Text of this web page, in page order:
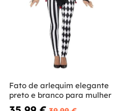
Fato de arlequim elegante
preto e branco para mulher